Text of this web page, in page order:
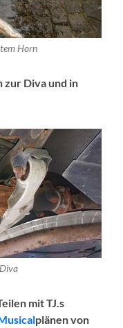
Horn
zur Diva und in
mit TJ.s
plänen von